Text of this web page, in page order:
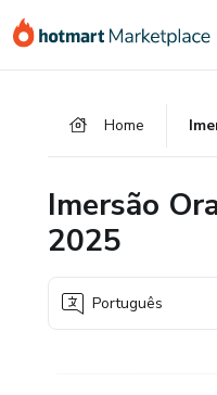
para
para
para
Home
Imersão
2025
Português